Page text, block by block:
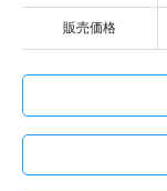
販売価格